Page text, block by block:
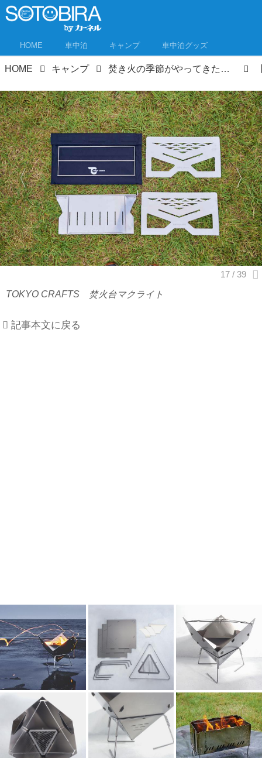
HOME 車中泊 キャンプ 車中泊グッズ
HOME キャンプ 焚き火の季節がやってきた！焚き火台 注目株12選レビュー！【2022年発売限定】
TOKYO CRAFTS 焚火台マクライト
記事本文に戻る